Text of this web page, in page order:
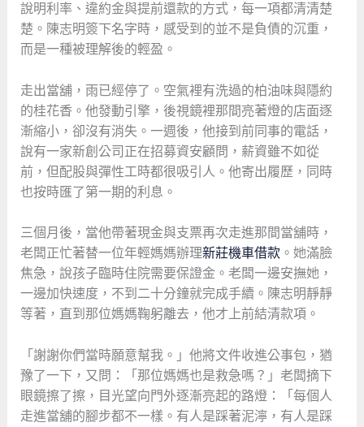
說明利率、違約金與提前還款的方式，每一項都清清楚
楚。陳志明簽下名字時，感受到的並不是負債的沉重，
而是一種被理解後的輕盈。
走出當舖，雨已經停了。空氣裡有洗過的柏油味與隱約
的桂花香。他發動引擎，後視鏡裡那間亮著燈的店面逐
漸縮小，卻沒有消失。一週後，他接到前同事的電話，
說有一家新創公司正在招募資安顧問，薪資雖不如從
前，但配股與彈性工時都很吸引人。他寄出履歷，同時
也按時匯了第一期的利息。
三個月後，當他帶著現金與支票再次走進那間當舖時，
老闆正忙著替一位年輕媽媽辦理新莊機車借款。她滿臉
焦急，說孩子臨時住院需要保證金。老闆一邊安撫她，
一邊加快速度，不到二十分鐘就完成手續。陳志明靜靜
等著，直到那位媽媽鞠躬離去，他才上前結清款項。
「謝謝你們當時願意幫我。」他將文件收進公事包，猶
豫了一下，又問：「那位媽媽也是救急嗎？」老闆摘下
眼鏡擦了擦，目光望向門外逐漸亮起的路燈：「每個人
走進當舖的腳步都不一樣。有人是踩著泥濘，有人是踩